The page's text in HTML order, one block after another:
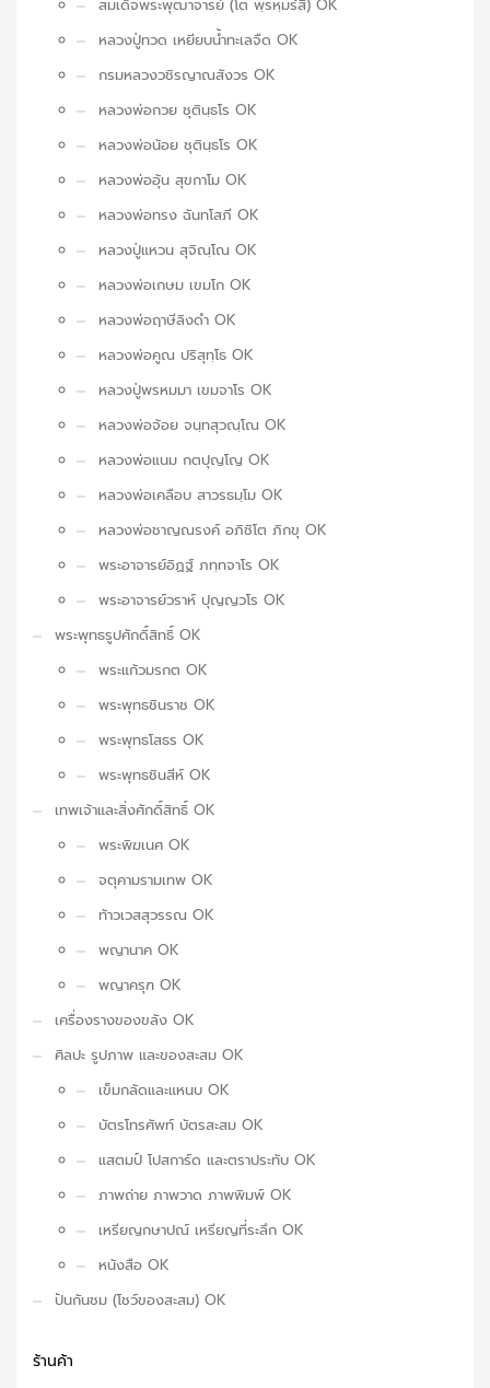
สมเด็จพระพุฒาจารย์ (โต พฺรหฺมรํสี) OK
หลวงปู่ทวด เหยียบน้ำทะเลจืด OK
กรมหลวงวชิรญาณสังวร OK
หลวงพ่อกวย ชุตินฺธโร OK
หลวงพ่อน้อย ชุตินฺธโร OK
หลวงพ่ออุ้น สุขกาโม OK
หลวงพ่อทรง ฉันทโสภี OK
หลวงปู่แหวน สุจิณฺโณ OK
หลวงพ่อเกษม เขมโก OK
หลวงพ่อฤาษีลิงดำ OK
หลวงพ่อคูณ ปริสุทฺโธ OK
หลวงปู่พรหมมา เขมจาโร OK
หลวงพ่อจ้อย จนฺทสุวณฺโณ OK
หลวงพ่อแนม กตปุญโญ OK
หลวงพ่อเคลือบ สาวรธมฺโม OK
หลวงพ่อชาญณรงค์ อภิชิโต ภิกขุ OK
พระอาจารย์อิฏฐ์ ภทฺทจาโร OK
พระอาจารย์วราห์ ปุญญวโร OK
พระพุทธรูปศักดิ์สิทธิ์ OK
พระแก้วมรกต OK
พระพุทธชินราช OK
พระพุทธโสธร OK
พระพุทธชินสีห์ OK
เทพเจ้าและสิ่งศักดิ์สิทธิ์ OK
พระพิฆเนศ OK
จตุคามรามเทพ OK
ท้าวเวสสุวรรณ OK
พญานาค OK
พญาครุฑ OK
เครื่องรางของขลัง OK
ศิลปะ รูปภาพ และของสะสม OK
เข็มกลัดและแหนบ OK
บัตรโทรศัพท์ บัตรสะสม OK
แสตมป์ โปสการ์ด และตราประทับ OK
ภาพถ่าย ภาพวาด ภาพพิมพ์ OK
เหรียญกษาปณ์ เหรียญที่ระลึก OK
หนังสือ OK
ปันกันชม (โชว์ของสะสม) OK
ร้านค้า